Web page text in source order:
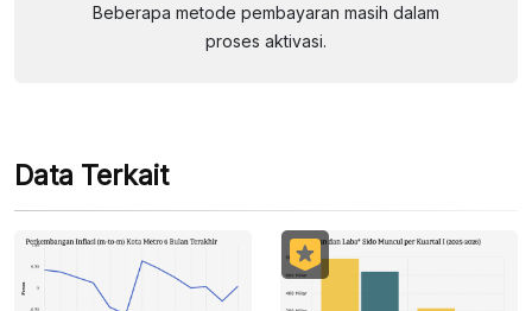
Beberapa metode pembayaran masih dalam
proses aktivasi.
Data Terkait